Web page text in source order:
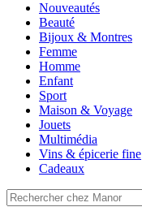
Nouveautés
Beauté
Bijoux & Montres
Femme
Homme
Enfant
Sport
Maison & Voyage
Jouets
Multimédia
Vins & épicerie fine
Cadeaux